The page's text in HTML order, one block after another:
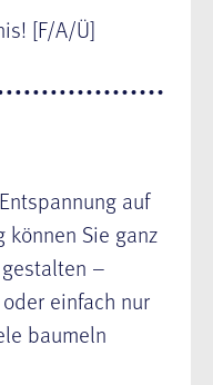
[F/A/Ü]
auf
können Sie ganz
–
einfach nur
baumeln